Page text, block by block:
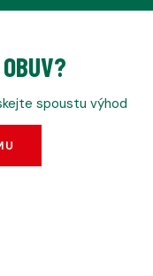
spoustu výhod